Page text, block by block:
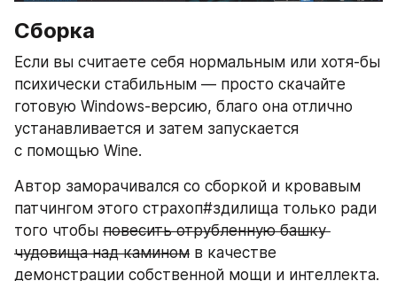
Сборка
Если вы считаете себя нормальным или хотя-бы
психически стабильным — просто скачайте
готовую Windows-версию, благо она отлично
устанавливается и затем запускается
с помощью Wine.
Автор заморачивался со сборкой и кровавым
патчингом этого страхоп#здилища только ради
того чтобы повесить отрубленную башку
чудовища над камином в качестве
демонстрации собственной мощи и интеллекта.